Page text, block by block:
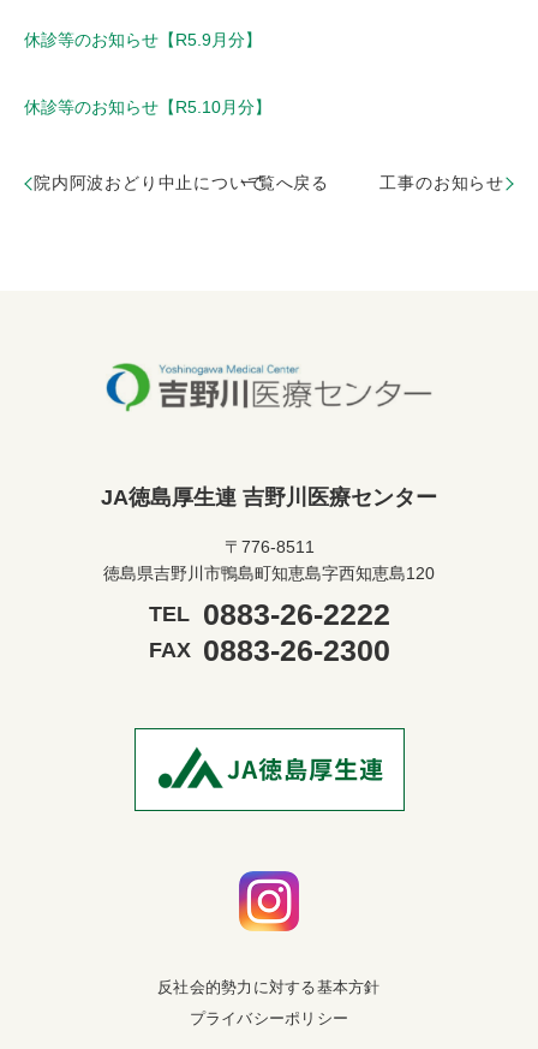
休診等のお知らせ【R5.9月分】
休診等のお知らせ【R5.10月分】
院内阿波おどり中止について一覧へ戻る 工事のお知らせ
JA徳島厚生連 吉野川医療センター
〒776-8511
徳島県吉野川市鴨島町知恵島字西知恵島120
TEL 0883-26-2222
FAX 0883-26-2300
反社会的勢力に対する基本方針
プライバシーポリシー